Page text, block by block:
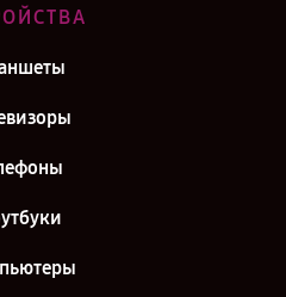
Irbis PCB510 в г. Киров